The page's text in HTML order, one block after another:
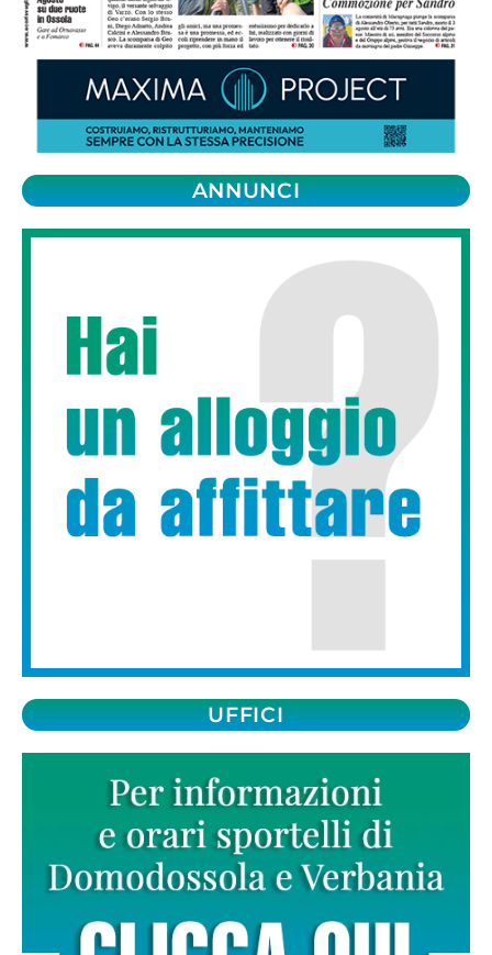
ANNUNCI
UFFICI